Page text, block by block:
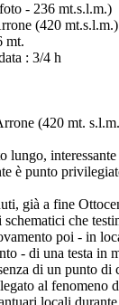
- 236 mt.s.l.m.)
(420 mt.s.l.m.)
mt.
: 3/4 h
(420 mt.
lungo,
è punto
già a fine
che
poi - in
- di una testa in
di un punto di
al fenomeno